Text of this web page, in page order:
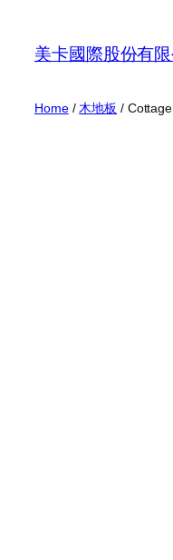
content
美卡國際股份有
Home/ 木地板 /